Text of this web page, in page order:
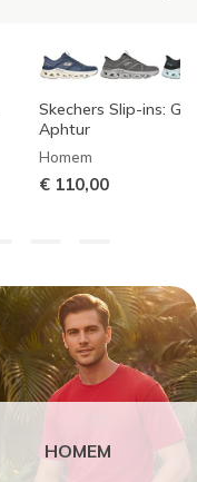
Skechers Slip-ins:
Aphtur
Homem
€ 110,00
HOMEM